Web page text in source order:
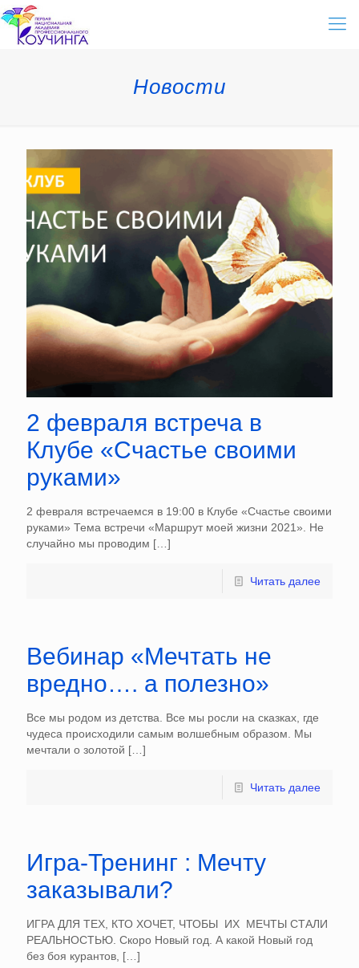
Новости
2 февраля встреча в
Клубе «Счастье своими
руками»
2 февраля встречаемся в 19:00 в Клубе «Счастье своими
руками» Тема встречи «Маршрут моей жизни 2021». Не
случайно мы проводим […]
Читать далее
Вебинар «Мечтать не
вредно…. а полезно»
Все мы родом из детства. Все мы росли на сказках, где
чудеса происходили самым волшебным образом. Мы
мечтали о золотой […]
Читать далее
Игра-Тренинг : Мечту
заказывали?
ИГРА ДЛЯ ТЕХ, КТО ХОЧЕТ, ЧТОБЫ ИХ МЕЧТЫ СТАЛИ
РЕАЛЬНОСТЬЮ. Скоро Новый год. А какой Новый год
без боя курантов, […]